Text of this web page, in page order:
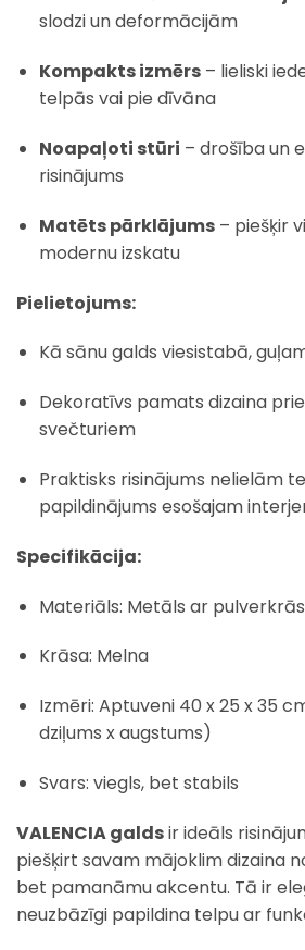
slodzi un deformācijām
Kompakts izmērs– lieliski
telpās vai pie dīvāna
Noapaļoti stūri – drošība un
risinājums
Matēts pārklājums– piešķir
modernu izskatu
Pielietojums:
Kā sānu galds viesistabā,
Dekoratīvs pamats dizaina
svečturiem
Praktisks risinājums nelielām
papildinājums esošajam
Specifikācija:
Materiāls: Metāls ar
Krāsa: Melna
Izmēri: Aptuveni 40 x 25 x 35
dziļums x augstums)
Svars: viegls, bet stabils
VALENCIA galdsir ideāls
piešķirt savam mājoklim dizaina
bet pamanāmu akcentu. Tā ir
neuzbāzīgi papildina telpu ar